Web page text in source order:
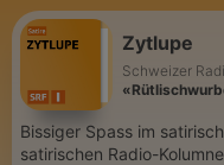
Zytlupe
Schweizer
Bissiger Spass im
satirischen Radio-